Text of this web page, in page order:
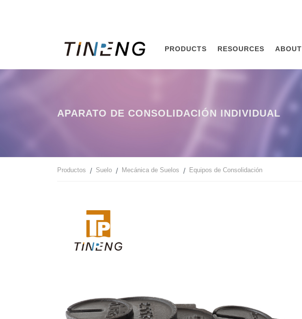
PRODUCTS RESOURCES
APARATO DE CONSOLIDACIÓN INDIVIDUAL
Productos Suelo Mecánica de Suelos Equipos de Consolidación